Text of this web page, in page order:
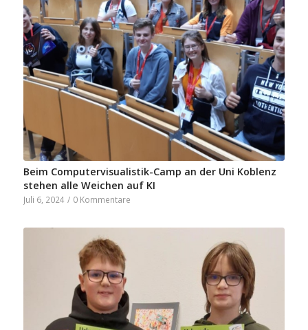
Beim Computervisualistik-Camp an der Uni Koblenz
stehen alle Weichen auf KI
Juli 6, 2024 / 0 Kommentare